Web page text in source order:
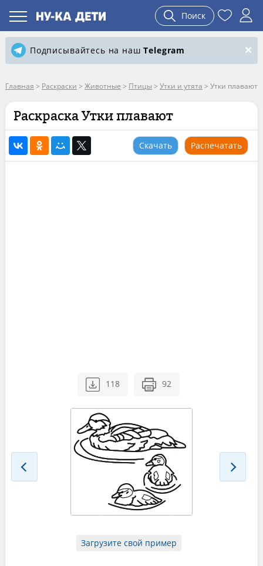
Поиск
Подписывайтесь на нашTelegram
Главная > Раскраски > Животные > Птицы > Утки и утята > Утки плавают
Раскраска Утки плавают
Скачать Распечатать
118 92
Загрузите свой пример